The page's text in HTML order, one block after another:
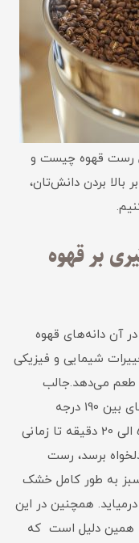
رست قهوه چیست و
بالا بردن دانش‌تان،
بر قهوه
آن دانه‌های قهوه
شیمایی و فیزیکی
طعم می‌دهد.جالب
است بدانید که این گیاه سبز رنگ، در دمای بین 190 درجه
سانتی‌گراد تا 230 درجه سانتی‌گراد بین 5 الی 20 دقیقه تا زمانی
برسد، رست
به طور کامل خشک
همچنین در این
همین دلیل است که